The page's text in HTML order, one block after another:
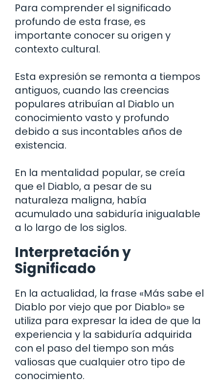
Para comprender el significado
profundo de esta frase, es
importante conocer su origen y
contexto cultural.
Esta expresión se remonta a tiempos
antiguos, cuando las creencias
populares atribuían al Diablo un
conocimiento vasto y profundo
debido a sus incontables años de
existencia.
En la mentalidad popular, se creía
que el Diablo, a pesar de su
naturaleza maligna, había
acumulado una sabiduría inigualable
a lo largo de los siglos.
Interpretación y
Significado
En la actualidad, la frase «Más sabe el
Diablo por viejo que por Diablo» se
utiliza para expresar la idea de que la
experiencia y la sabiduría adquirida
con el paso del tiempo son más
valiosas que cualquier otro tipo de
conocimiento.